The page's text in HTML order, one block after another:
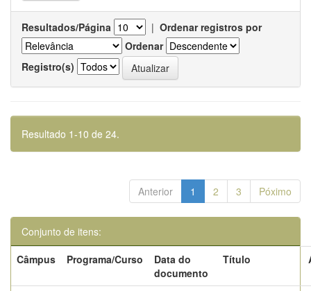
Resultados/Página | Ordenar registros por
Ordenar
Registro(s)
Resultado 1-10 de 24.
Anterior 1 2 3 Póximo
Conjunto de itens:
Câmpus
Programa/Curso
Data do
documento
Título